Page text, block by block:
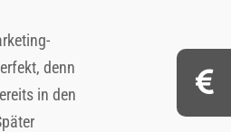
denn
in den